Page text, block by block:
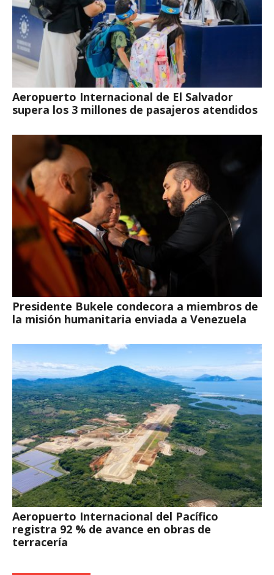
Aeropuerto Internacional de El Salvador
supera los 3 millones de pasajeros atendidos
Presidente Bukele condecora a miembros de
la misión humanitaria enviada a Venezuela
Aeropuerto Internacional del Pacífico
registra 92 % de avance en obras de
terracería